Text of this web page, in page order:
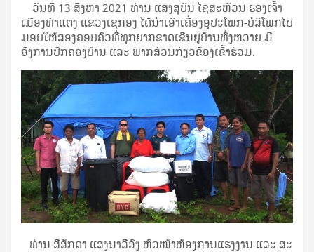
ວັນທີ 13 ສິງຫາ 2021 ທ່ານ ແສງສຸບັນ ໄຊສະຫັວນ ຮອງເຈົ້າ
ເມືອງທ່າແຕງ ແຂວງເຊກອງ ໄດ້ນໍາເອົາເຄື່ອງອຸປະໂພກ-ບໍລິໂພກໄປ
ມອບໃຫ້ສອງຄອບຄົວທີ່ທຸກຍາກຂາດເຂີນຢູ່ບ້ານທົ່ງຫວາຍ ມີ
ອົງການປົກຄອງບ້ານ ແລະ ພາກສ່ວນກ່ຽວຂ້ອງເຂົ້າຮ່ວມ.
ທ່ານ ສີສັກດາ ແສງນາລີວົງ ຫົວໜ້າຫ້ອງການແຮງງານ ແລະ ສະ